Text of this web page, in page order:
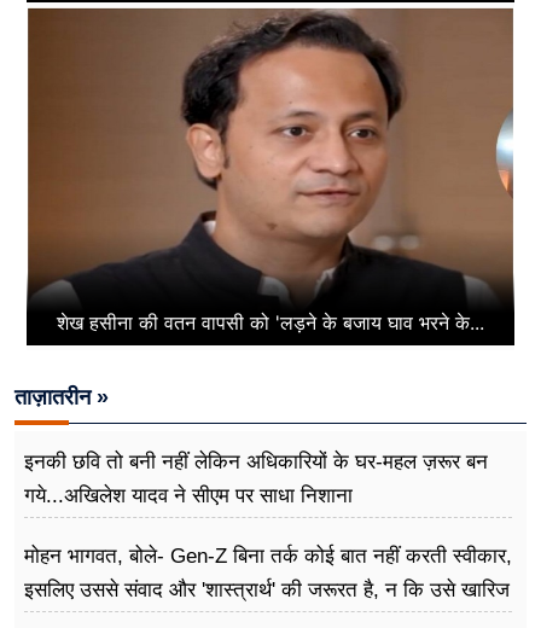
शेख हसीना की वतन वापसी को 'लड़ने के बजाय घाव भरने के...
ताज़ातरीन »
इनकी छवि तो बनी नहीं लेकिन अधिकारियों के घर-महल ज़रूर बन
गये...अखिलेश यादव ने सीएम पर साधा​ निशाना
मोहन भागवत, बोले- Gen-Z बिना तर्क कोई बात नहीं करती स्वीकार,
इसलिए उससे संवाद और 'शास्त्रार्थ' की जरूरत है, न कि उसे खारिज